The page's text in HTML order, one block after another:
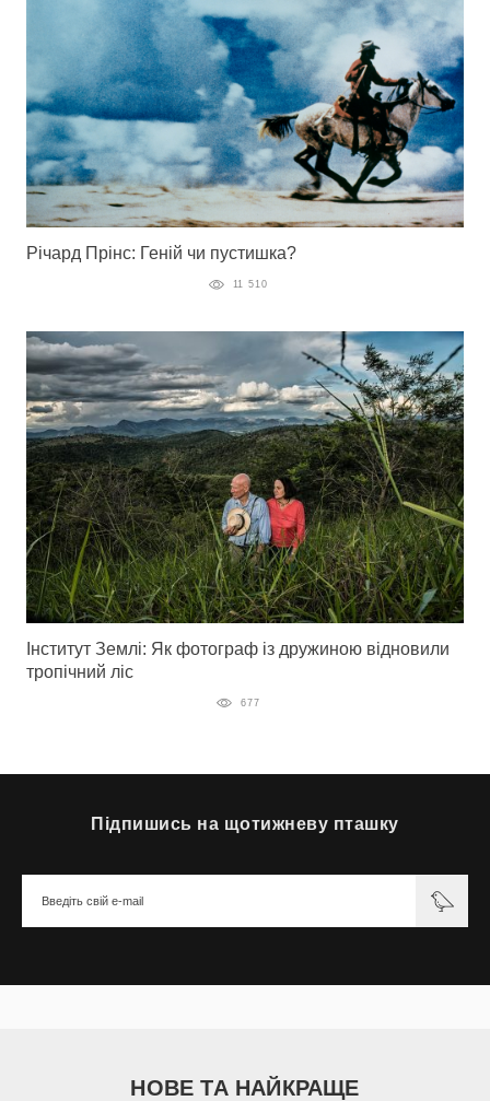
Річард Прінс: Геній чи пустишка?
11 510
Інститут Землі: Як фотограф із дружиною відновили
тропічний ліс
677
Підпишись на щотижневу пташку
НОВЕ ТА НАЙКРАЩЕ